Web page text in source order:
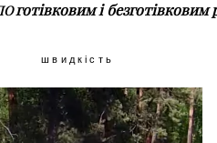
готівковим і безготівковим
швидкість